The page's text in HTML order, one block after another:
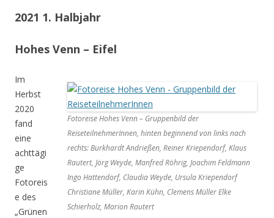
2021 1. Halbjahr
Hohes Venn – Eifel
Fotoreise Hohes Venn – Gruppenbild der
ReiseteilnehmerInnen, hinten beginnend von links nach
rechts: Burkhardt Andrießen, Reiner Kriependorf, Klaus
Rautert, Jörg Weyde, Manfred Röhrig, Joachim Feldmann
Ingo Hattendorf, Claudia Weyde, Ursula Kriependorf
Christiane Müller, Karin Kühn, Clemens Müller Elke
Schierholz, Marion Rautert
Im
Herbst
2020
fand
eine
achttägi
ge
Fotoreis
e des
„Grünen